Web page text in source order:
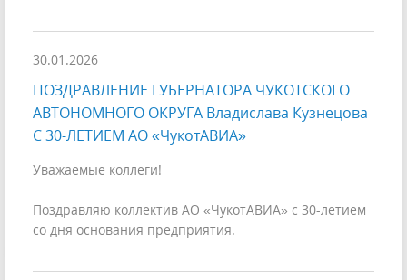
30.01.2026
ПОЗДРАВЛЕНИЕ ГУБЕРНАТОРА ЧУКОТСКОГО
АВТОНОМНОГО ОКРУГА Владислава Кузнецова
С 30-ЛЕТИЕМ АО «ЧукотАВИА»
Уважаемые коллеги!
Поздравляю коллектив АО «ЧукотАВИА» с 30-летием
со дня основания предприятия.